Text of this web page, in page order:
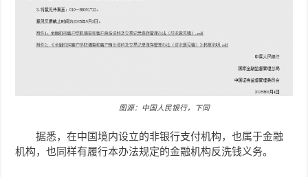
图源：中国人民银行，下同
据悉，在中国境内设立的非银行支付机构，也属于金融
机构，也同样有履行本办法规定的金融机构反洗钱义务。